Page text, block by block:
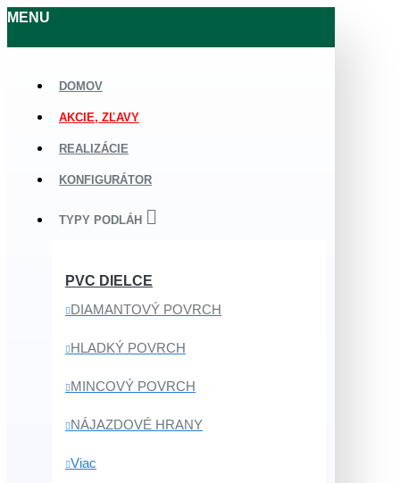
MENU
DOMOV
AKCIE, ZĽAVY
REALIZÁCIE
KONFIGURÁTOR
TYPY PODLÁH
PVC DIELCE
DIAMANTOVÝ POVRCH
HLADKÝ POVRCH
MINCOVÝ POVRCH
NÁJAZDOVÉ HRANY
Viac